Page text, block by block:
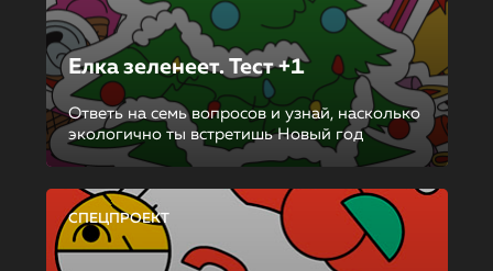
Елка зеленеет. Тест +1
Ответь на семь вопросов и узнай, насколько
экологично ты встретишь Новый год
СПЕЦПРОЕКТ